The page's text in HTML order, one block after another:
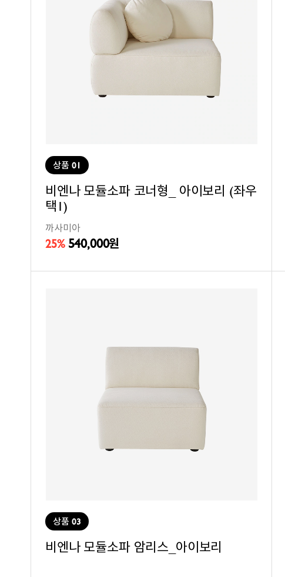
상품 01
비엔나 모듈소파 코너형_ 아이보리 (좌우
택1)
까사미아
25% 540,000원
상품 03
비엔나 모듈소파 암리스_아이보리